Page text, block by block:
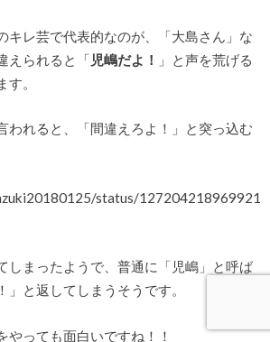
キレ芸で代表的なのが、「大島さん」な
えられると「 児嶋だよ！
」と声を荒げる
。
われると、「間違えろよ！」と突っ込む
status/127204218969921
しまったようで、普通に「児嶋」と呼ば
」と返してしまうそうです。
やっても面白いですね！！